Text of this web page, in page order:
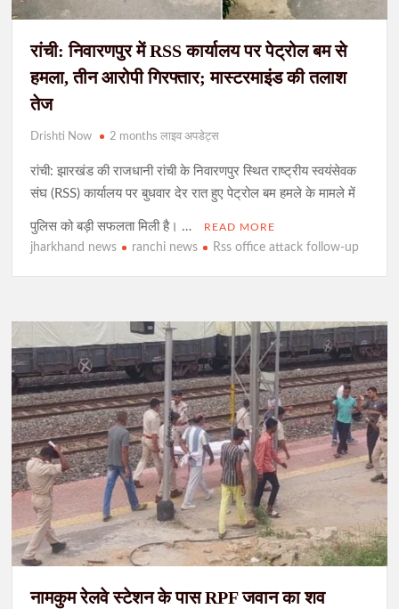
रांची: निवारणपुर में RSS कार्यालय पर पेट्रोल बम से
हमला, तीन आरोपी गिरफ्तार; मास्टरमाइंड की तलाश
तेज
Drishti Now 2 months लाइव अपडेट्स
रांची: झारखंड की राजधानी रांची के निवारणपुर स्थित राष्ट्रीय स्वयंसेवक
संघ (RSS) कार्यालय पर बुधवार देर रात हुए पेट्रोल बम हमले के मामले में
पुलिस को बड़ी सफलता मिली है। … READ MORE
jharkhand news ranchi news Rss office attack follow-up
नामकुम रेलवे स्टेशन के पास RPF जवान का शव